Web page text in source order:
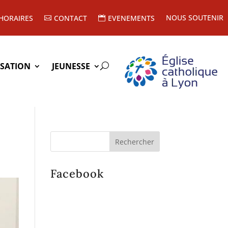
CONTACT EVENEMENTS NOUS SOUTENIR
JEUNESSE
Facebook